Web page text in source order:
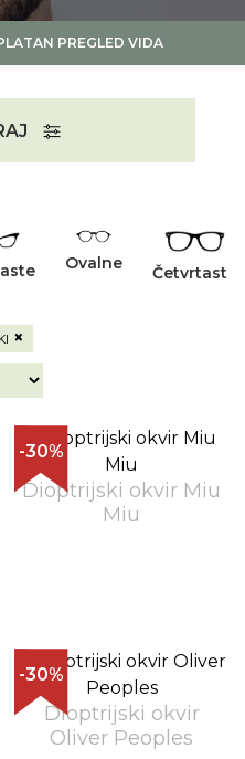
PREGLED VIDA
Ovalne Četvrtaste
×
-30%
Dioptrijski okvir Miu
Miu
-30%
Dioptrijski okvir
Oliver Peoples